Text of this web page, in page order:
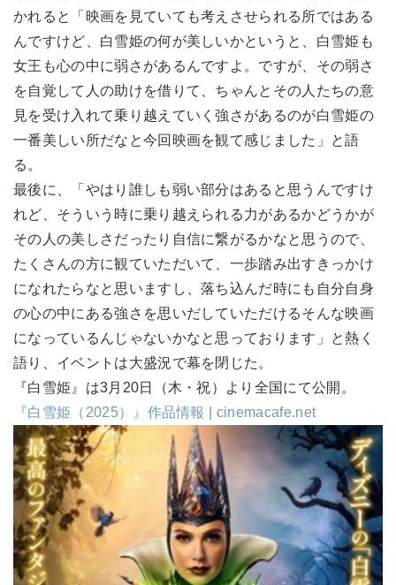
かれると「映画を見ていても考えさせられる所ではある
んですけど、白雪姫の何が美しいかというと、白雪姫も
女王も心の中に弱さがあるんですよ。ですが、その弱さ
を自覚して人の助けを借りて、ちゃんとその人たちの意
見を受け入れて乗り越えていく強さがあるのが白雪姫の
一番美しい所だなと今回映画を観て感じました」と語
る。
最後に、「やはり誰しも弱い部分はあると思うんですけ
れど、そういう時に乗り越えられる力があるかどうかが
その人の美しさだったり自信に繋がるかなと思うので、
たくさんの方に観ていただいて、一歩踏み出すきっかけ
になれたらなと思いますし、落ち込んだ時にも自分自身
の心の中にある強さを思いだしていただけるそんな映画
になっているんじゃないかなと思っております」と熱く
語り、イベントは大盛況で幕を閉じた。
『白雪姫』は3月20日（木・祝）より全国にて公開。
『白雪姫（2025）』作品情報 | cinemacafe.net